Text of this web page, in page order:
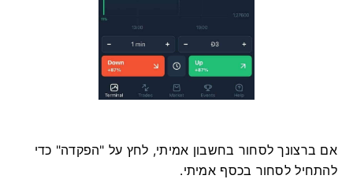
אם ברצונך לסחור בחשבון אמיתי, לחץ על "הפקדה" כדי
להתחיל לסחור בכסף אמיתי.